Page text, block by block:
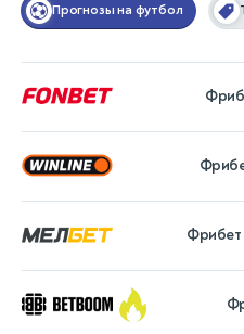
Прогнозы на футбол
Фрибет